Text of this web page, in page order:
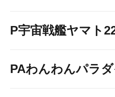
P宇宙戦艦ヤマト
PAわんわんパラ